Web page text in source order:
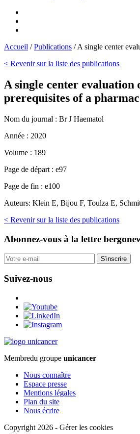
Accueil /Publications /A single center
< Revenir sur la liste des publications
A single center
prerequisites of a
Nom du journal : Br J Haematol
Année : 2020
Volume : 189
Page de départ : e97
Page de fin : e100
Auteurs: Klein E, Bijou F, Toulza E,
< Revenir sur la liste des publications
Abonnez-vous à la lettre
S'inscrire
Suivez-nous
Membredu groupe unicancer
Nous connaître
Espace presse
Mentions légales
Plan du site
Nous écrire
Copyright 2026 - Gérer les cookies